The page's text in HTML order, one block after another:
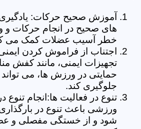
آموزش صحیح حرکات: یادگیری
های صحیح در انجام حرکات
خطر آسیب عضلات کمک می
اجتناب از فراموش کردن
تجهیزات ایمنی، مانند کفش
حمایتی در ورزش ها، می
جلوگیری کند.
تنوع در فعالیت ها:انجام تنوع
ورزشی باعث تنوع در
شود و از خستگی مفصلی و